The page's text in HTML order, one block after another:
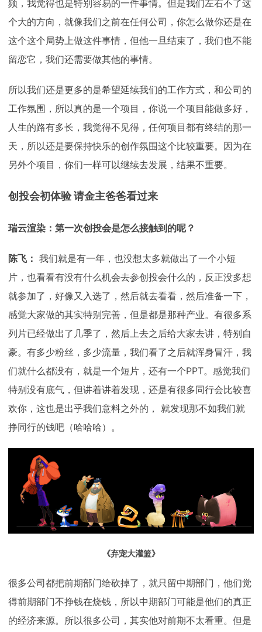
频，我觉得也是特别容易的一件事情。但是我们左右不了这
个大的方向，就像我们之前在任何公司，你怎么做你还是在
这个这个局势上做这件事情，但他一旦结束了，我们也不能
留恋它，我们还需要做其他的事情。
所以我们还是更多的是希望延续我们的工作方式，和公司的
工作氛围，所以真的是一个项目，你说一个项目能做多好，
人生的路有多长，我觉得不见得，任何项目都有终结的那一
天，所以还是要保持快乐的创作氛围这个比较重要。因为在
另外个项目，你们一样可以继续去发展，结果不重要。
创投会初体验 请金主爸爸看过来
瑞云渲染：第一次创投会是怎么接触到的呢？
陈飞： 我们就是有一年，也没想太多就做出了一个小短
片，也看看有没有什么机会去参创投会什么的，反正没多想
就参加了，好像又入选了，然后就去看看，然后准备一下，
感觉大家做的其实特别完善，但是都是那种产业。有很多系
列片已经做出了几季了，然后上去之后给大家去讲，特别自
豪。有多少粉丝，多少流量，我们看了之后就浑身冒汗，我
们就什么都没有，就是一个短片，还有一个PPT。感觉我们
特别没有底气，但讲着讲着发现，还是有很多同行会比较喜
欢你，这也是出乎我们意料之外的， 就发现那不如我们就
挣同行的钱吧（哈哈哈）。
《弃宠大灌篮》
很多公司都把前期部门给砍掉了，就只留中期部门，他们觉
得前期部门不挣钱在烧钱，所以中期部门可能是他们的真正
的经济来源。所以很多公司，其实他对前期不太看重。但是